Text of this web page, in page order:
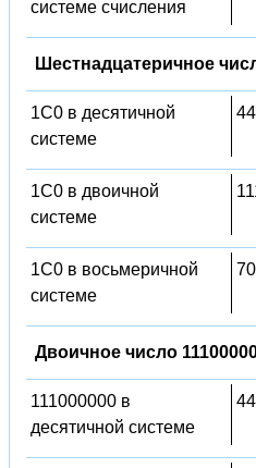
системе счисления
Шестнадцатеричное
1C0 в десятичной
системе
1C0 в двоичной
системе
1C0 в восьмеричной
системе
Двоичное число
111000000 в
десятичной системе